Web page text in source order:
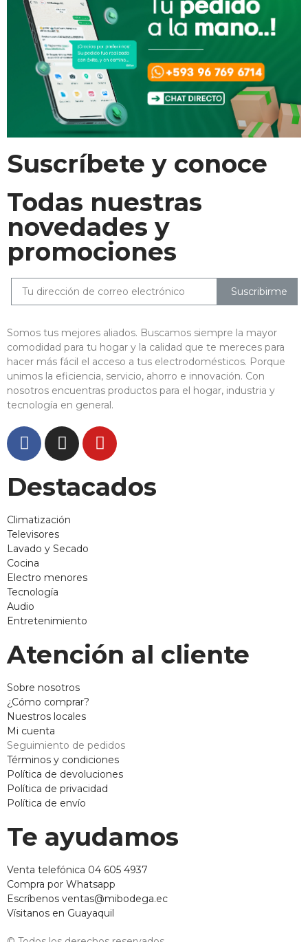
Suscríbete y conoce
Todas nuestras
novedades y
promociones
Suscribirme
Somos tus mejores aliados. Buscamos siempre la mayor
comodidad para tu hogar y la calidad que te mereces para
hacer más fácil el acceso a tus electrodomésticos. Porque
unimos la eficiencia, servicio, ahorro e innovación. Con
nosotros encuentras productos para el hogar, industria y
tecnología en general.
Destacados
Climatización
Televisores
Lavado y Secado
Cocina
Electro menores
Tecnología
Audio
Entretenimiento
Atención al cliente
Sobre nosotros
¿Cómo comprar?
Nuestros locales
Mi cuenta
Seguimiento de pedidos
Términos y condiciones
Política de devoluciones
Política de privacidad
Política de envío
Te ayudamos
Venta telefónica 04 605 4937
Compra por Whatsapp
Escríbenos ventas@mibodega.ec
Vísitanos en Guayaquil